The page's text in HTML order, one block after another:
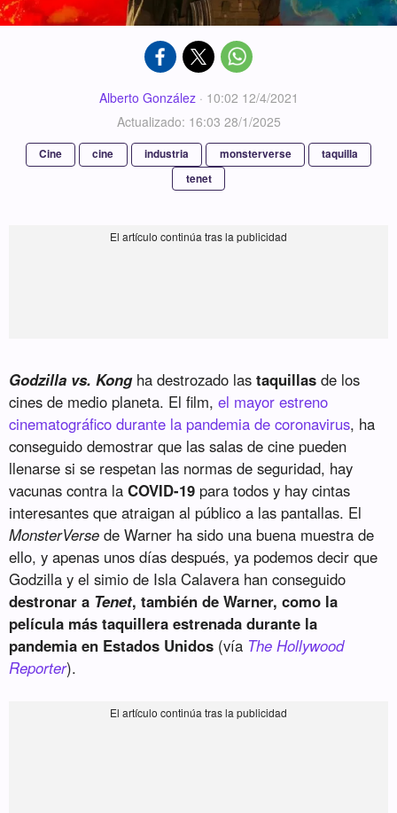
Alberto González· 10:02 12/4/2021
Actualizado: 16:03 28/1/2025
Cine cine industria monsterverse
taquilla
tenet
Godzilla vs. Kongha destrozado lastaquillas de los
cines de medio planeta. El film,el mayor estreno
cinematográfico durante la pandemia de coronavirus, ha
conseguido demostrar que las salas de cine pueden
llenarse si se respetan las normas de seguridad, hay
vacunas contra laCOVID-19 para todos y hay cintas
interesantes que atraigan al público a las pantallas. El
MonsterVerse de Warner ha sido una buena muestra de
ello, y apenas unos días después, ya podemos decir que
Godzilla y el simio de Isla Calavera han conseguido
destronar a Tenet, también de Warner, como la
película más taquillera estrenada durante la
pandemia en Estados Unidos (vía The Hollywood
Reporter).